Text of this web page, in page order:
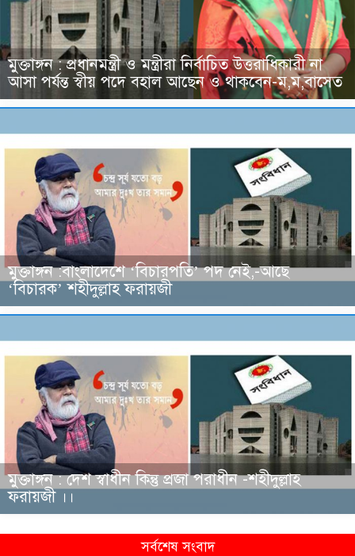
মুক্তাঙ্গন : প্রধানমন্ত্রী ও মন্ত্রীরা নির্বাচিত উত্তরাধিকারী না
আসা পর্যন্ত স্বীয় পদে বহাল আছেন ও থাকবেন-ম,ম,বাসেত
মুক্তাঙ্গন :বাংলাদেশে ‘বিচারপতি’ পদ নেই,-আছে
‘বিচারক’ শহীদুল্লাহ ফরায়জী
মুক্তাঙ্গন : দেশ স্বাধীন কিন্তু প্রজা পরাধীন -শহীদুল্লাহ
ফরায়জী ।।
সর্বশেষ সংবাদ